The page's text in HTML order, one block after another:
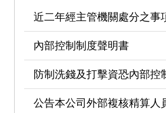
近二年經主管機關處分之事
內部控制制度聲明書
防制洗錢及打擊資恐內部控
公告本公司外部複核精算人